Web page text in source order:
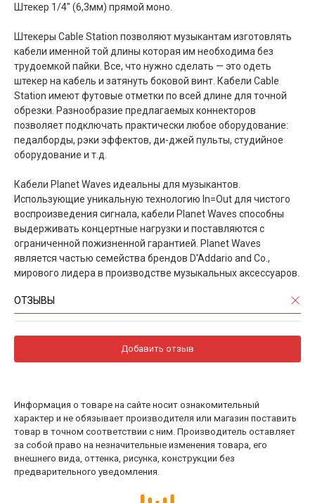
Штекер 1/4" (6,3мм) прямой моно.
Штекеры Cable Station позволяют музыкантам изготовлять
кабели именной той длины которая им необходима без
трудоемкой пайки. Все, что нужно сделать — это одеть
штекер на кабель и затянуть боковой винт. Кабели Cable
Station имеют футовые отметки по всей длине для точной
обрезки. Разнообразие предлагаемых коннекторов
позволяет подключать практически любое оборудование:
педалборды, рэки эффектов, ди-джей пульты, студийное
оборудование и т.д.
Кабели Planet Waves идеальны для музыкантов.
Использующие уникальную технологию In=Out для чистого
воспроизведения сигнала, кабели Planet Waves способны
выдерживать концертные нагрузки и поставляются с
ограниченной пожизненной гарантией. Planet Waves
является частью семейства брендов D'Addario and Co.,
мирового лидера в производстве музыкальных аксессуаров.
ОТЗЫВЫ
Добавить отзыв
Информация о товаре на сайте носит ознакомительный
характер и не обязывает производителя или магазин поставить
товар в точном соответствии с ним. Производитель оставляет
за собой право на незначительные изменения товара, его
внешнего вида, оттенка, рисунка, конструкции без
предварительного уведомления.